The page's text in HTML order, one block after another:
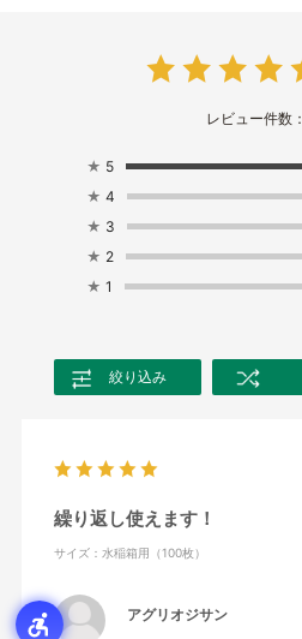
レビュー件数：
★ 5
★ 4
★ 3
★ 2
★ 1
絞り込み
繰り返し使えます！
サイズ：水稲箱用（100枚）
アグリオジサン